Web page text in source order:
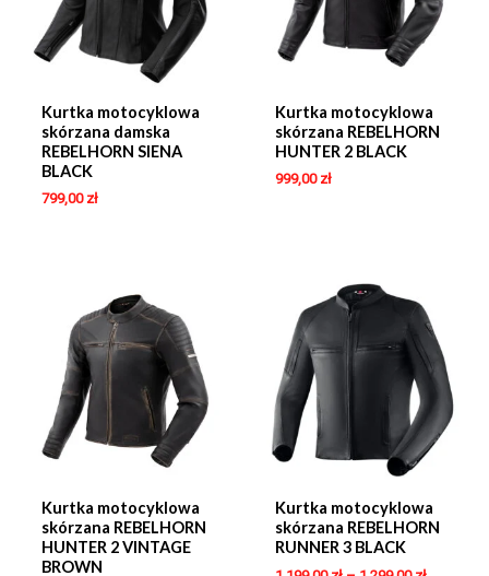
Kurtka motocyklowa
skórzana damska
REBELHORN SIENA
BLACK
799,00 zł
Kurtka motocyklowa
skórzana REBELHORN
HUNTER 2 BLACK
999,00 zł
Kurtka motocyklowa
skórzana REBELHORN
HUNTER 2 VINTAGE
BROWN
Kurtka motocyklowa
skórzana REBELHORN
RUNNER 3 BLACK